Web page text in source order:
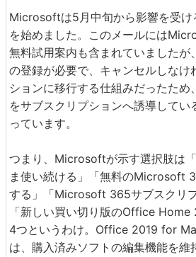
Microsoftは5月中旬から影響を受け
を始めました。このメールには
無料試用案内も含まれていましたが
の登録が必要で、キャンセルしなけ
ションに移行する仕組みだったため
をサブスクリプションへ誘導してい
っています。
つまり、Microsoftが示す選択肢は
ま使い続ける」「無料のMicrosoft
する」「Microsoft 365サブスクリ
「新しい買い切り版のOffice
4つというわけ。Office 2019 for
は、購入済みソフトの編集機能を維